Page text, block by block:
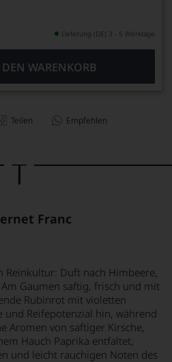
Lieferung (DE) 3 - 5 Werktage
WARENKORB
Teilen Empfehlen
Franc
Reinkultur: Duft nach Himbeere,
Gaumen saftig, frisch und mit
Rubinrot mit violetten
und Reifepotenzial hin, während
Aromen von saftiger Kirsche,
Hauch Paprika entfaltet,
und leicht rauchigen Noten des